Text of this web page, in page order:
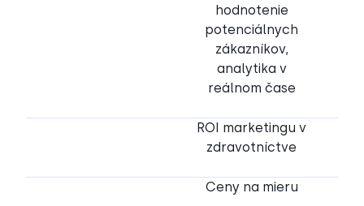
hodnotenie
potenciálnych
zákazníkov,
analytika v
reálnom čase
ROI marketingu v
zdravotníctve
Ceny na mieru